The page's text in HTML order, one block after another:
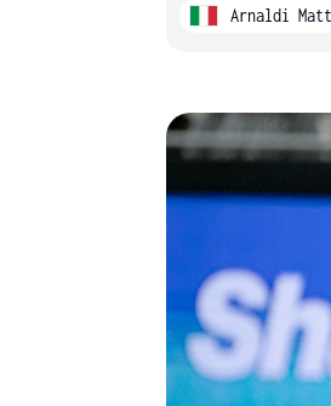
Arnaldi